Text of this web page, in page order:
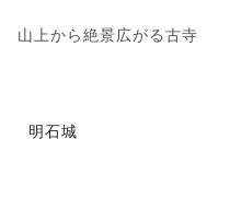
山上から絶景広がる古寺
明石城